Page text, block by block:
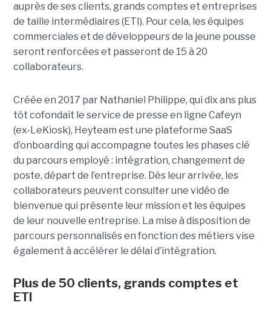
auprès de ses clients, grands comptes et entreprises
de taille intermédiaires (ETI). Pour cela, les équipes
commerciales et de développeurs de la jeune pousse
seront renforcées et passeront de 15 à 20
collaborateurs.
Créée en 2017 par Nathaniel Philippe, qui dix ans plus
tôt cofondait le service de presse en ligne Cafeyn
(ex-LeKiosk), Heyteam est une plateforme SaaS
d’onboarding qui accompagne toutes les phases clé
du parcours employé : intégration, changement de
poste, départ de l’entreprise. Dès leur arrivée, les
collaborateurs peuvent consulter une vidéo de
bienvenue qui présente leur mission et les équipes
de leur nouvelle entreprise. La mise à disposition de
parcours personnalisés en fonction des métiers vise
également à accélérer le délai d’intégration.
Plus de 50 clients, grands comptes et
ETI